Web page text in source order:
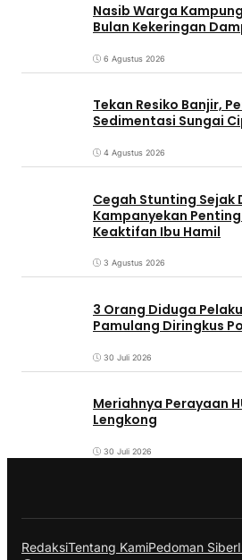
Nasib Warga
Bulan Kekeringan
6 Agustus 2026
Tekan Resiko Banjir,
Sedimentasi Sungai
4 Agustus 2026
Cegah Stunting Sejak
Kampanyekan
Keaktifan Ibu Hamil
3 Agustus 2026
3 Orang Diduga
Pamulang Diringkus
30 Juli 2026
Meriahnya Perayaan
Lengkong
30 Juli 2026
RedaksiTentang KamiPedoman Siber